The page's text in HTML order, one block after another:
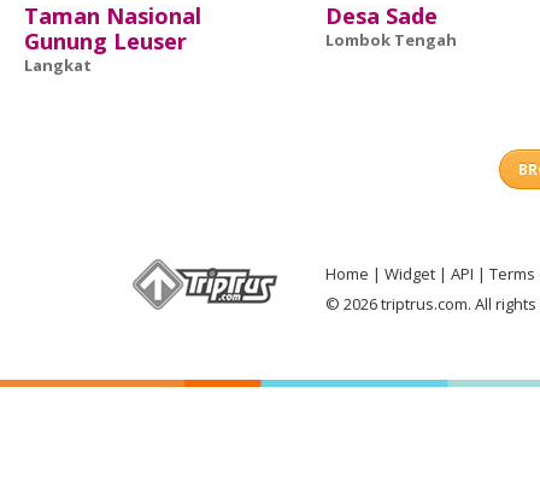
Taman Nasional
Gunung Leuser
Langkat
Desa Sade
Lombok Tengah
Home Widget API
Terms
© 2026 triptrus.com. All